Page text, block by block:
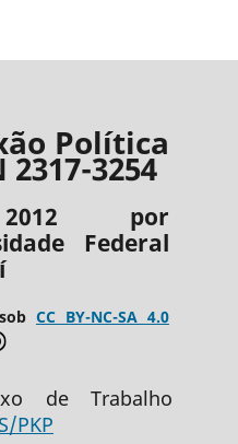
Política
2317-3254
por
Federal
CC BY-NC-SA 4.0
de Trabalho
PKP